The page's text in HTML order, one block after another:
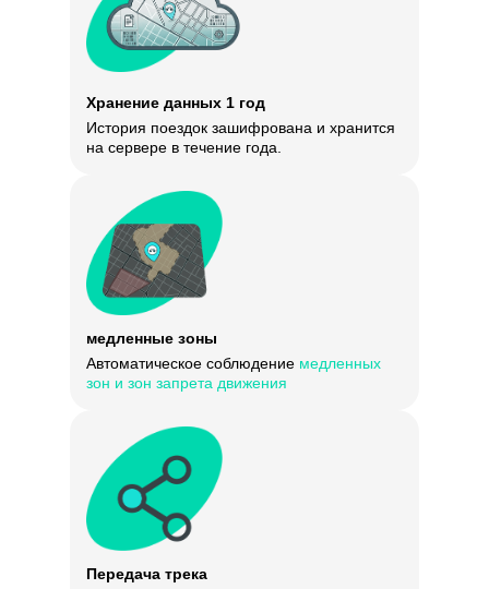
История поездок зашифрована и хранится
на сервере в течение года.
Хранение данных 1 год
Автоматическое соблюдение медленных
зон и зон запрета движения
медленные зоны
Передача трека
Медленные зоны — это специально обозначенные
участки в городах (парки, оживленные пешеходные
улицы, зоны возле метро), где скорость движения
средств индивидуальной мобильности
автоматически ограничивается до 5-15 км/ч для
безопасности пешеходов.
Зоны запрета движения — это локальные участки,
куда ограничен въезд, например, Красная площадь